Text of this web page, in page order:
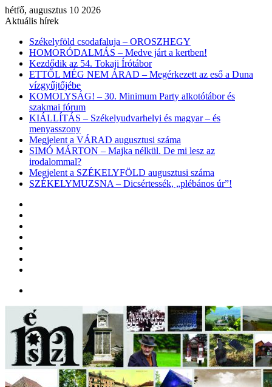
hétfő, augusztus 10 2026
Aktuális hírek
Székelyföld csodafaluja – OROSZHEGY
HOMORÓDALMÁS – Medve járt a kertben!
Kezdődik az 54. Tokaji Írótábor
ETTŐL MÉG NEM ÁRAD – Megérkezett az eső a Duna
vízgyűjtőjébe
KOMOLYSÁG! – 30. Minimum Party alkotótábor és
szakmai fórum
KIÁLLÍTÁS – Székelyudvarhelyi és magyar – és
menyasszony
Megjelent a VÁRAD augusztusi száma
SIMÓ MÁRTON – Majka nélkül. De mi lesz az
irodalommal?
Megjelent a SZÉKELYFÖLD augusztusi száma
SZÉKELYMUZSNA – Dicsértessék, „plébános úr”!